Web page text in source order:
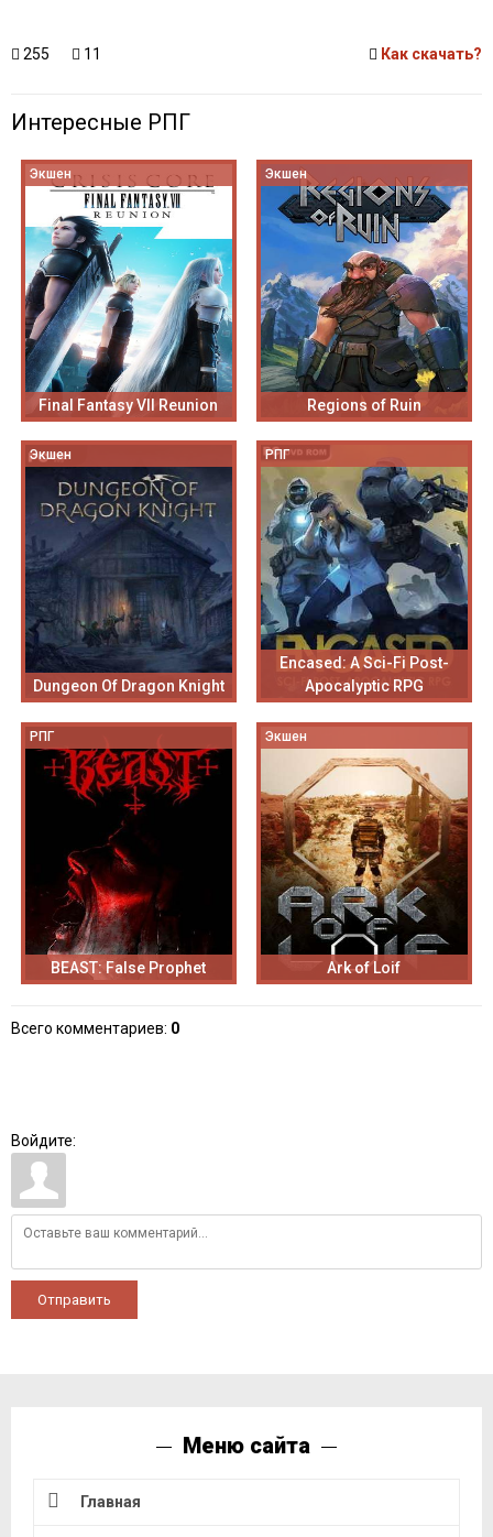
255 11 Как скачать?
Интересные РПГ
Экшен
Final Fantasy VII Reunion
Экшен
Regions of Ruin
Экшен
Dungeon Of Dragon Knight
РПГ
Encased: A Sci-Fi Post-
Apocalyptic RPG
РПГ
BEAST: False Prophet
Экшен
Ark of Loif
Всего комментариев: 0
Войдите:
Отправить
Меню сайта
Главная